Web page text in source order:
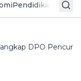
Pendidikan Politik
DPO Pencuri